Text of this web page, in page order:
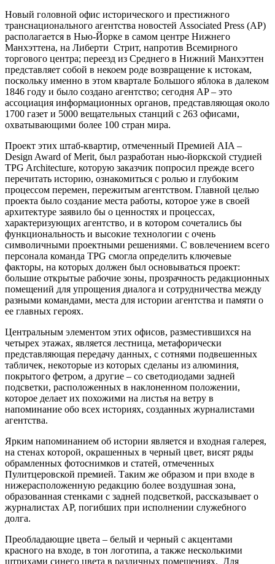
Новый головной офис исторического и престижного
транснационального агентства новостей Associated Press (AP)
располагается в Нью-Йорке в самом центре Нижнего
Манхэттена, на Либерти Стрит, напротив Всемирного
торгового центра; переезд из Среднего в Нижний Манхэттен
представляет собой в некоем роде возвращение к истокам,
поскольку именно в этом квартале Большого яблока в далеком
1846 году и было создано агентство; сегодня AP – это
ассоциация информационных органов, представляющая около
1700 газет и 5000 вещательных станций с 263 офисами,
охватывающими более 100 стран мира.
Проект этих штаб-квартир, отмеченный Премией AIA –
Design Award of Merit, был разработан нью-йоркской студией
TPG Architecture, которую заказчик попросил прежде всего
перечитать историю, ознакомиться с ролью и глубоким
процессом перемен, пережитым агентством. Главной целью
проекта было создание места работы, которое уже в своей
архитектуре заявило бы о ценностях и процессах,
характеризующих агентство, и в котором сочетались бы
функциональность и высокие технологии с очень
символичными проектными решениями. С вовлечением всего
персонала команда TPG смогла определить ключевые
факторы, на которых должен был основываться проект:
большие открытые рабочие зоны, прозрачность редакционных
помещений для упрощения диалога и сотрудничества между
разными командами, места для истории агентства и памяти о
ее главных героях.
Центральным элементом этих офисов, разместившихся на
четырех этажах, является лестница, метафорически
представляющая передачу данных, с сотнями подвешенных
табличек, некоторые из которых сделаны из алюминия,
покрытого фетром, а другие – со светодиодами задней
подсветки, расположенных в наклоненном положении,
которое делает их похожими на листья на ветру в
напоминание обо всех историях, созданных журналистами
агентства.
Ярким напоминанием об истории является и входная галерея,
на стенах которой, окрашенных в черный цвет, висят ряды
обрамленных фотоснимков и статей, отмеченных
Пулитцеровской премией. Таким же образом и при входе в
нижерасположенную редакцию более воздушная зона,
образованная стенками с задней подсветкой, рассказывает о
журналистах AP, погибших при исполнении служебного
долга.
Преобладающие цвета – белый и черный с акцентами
красного на входе, в тон логотипа, а также несколькими
штрихами синего цвета в различных помещениях. Для